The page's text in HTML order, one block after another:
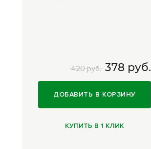
420 руб. 378 руб.
ДОБАВИТЬ В КОРЗИНУ
КУПИТЬ В 1 КЛИК